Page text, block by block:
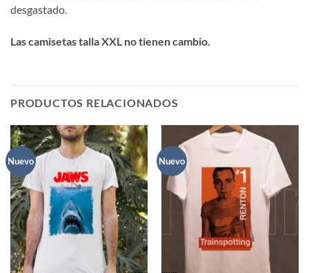
desgastado.
Las camisetas talla XXL no tienen cambio.
PRODUCTOS RELACIONADOS
Nuevo Nuevo